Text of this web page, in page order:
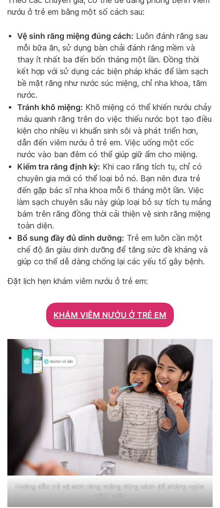
nướu ở trẻ em bằng một số cách sau:
Vệ sinh răng miệng đúng cách: Luôn đánh răng sau
mỗi bữa ăn, sử dụng bàn chải đánh răng mềm và
thay ít nhất ba đến bốn tháng một lần. Đồng thời
kết hợp với sử dụng các biện pháp khác để làm sạch
bề mặt răng như nước súc miệng, chỉ nha khoa, tăm
nước.
Tránh khô miệng: Khô miệng có thể khiến nướu chảy
máu quanh răng trên do việc thiếu nước bọt tạo điều
kiện cho nhiều vi khuẩn sinh sôi và phát triển hơn,
dẫn đến viêm nướu ở trẻ em. Việc uống một cốc
nước vào ban đêm có thể giúp giữ ẩm cho miệng.
Kiểm tra răng định kỳ: Khi cao răng tích tụ, chỉ có
chuyên gia mới có thể loại bỏ nó. Bạn nên đưa trẻ
đến gặp bác sĩ nha khoa mỗi 6 tháng một lần. Việc
làm sạch chuyên sâu này giúp loại bỏ sự tích tụ mảng
bám trên răng đồng thời cải thiện vệ sinh răng miệng
toàn diện.
Bổ sung đầy đủ dinh dưỡng: Trẻ em luôn cần một
chế độ ăn giàu dinh dưỡng để tăng sức đề kháng và
giúp cơ thể dễ dàng chống lại các yếu tố gây bệnh.
Đặt lịch hẹn khám viêm nướu ở trẻ em:
KHÁM VIÊM NƯỚU Ở TRẺ EM
Hướng dẫn trẻ vệ sinh răng miệng đúng cách để phòng ngừa
viêm nướu